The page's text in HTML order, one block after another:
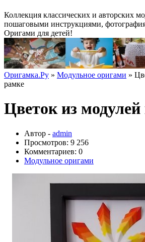
Коллекция классических и авторских
пошаговыми инструкциями,
Оригами для детей!
Оригамка.Ру » Модульное оригами »
рамке
Цветок из
Автор - admin
Просмотров: 9 256
Комментариев: 0
Модульное оригами